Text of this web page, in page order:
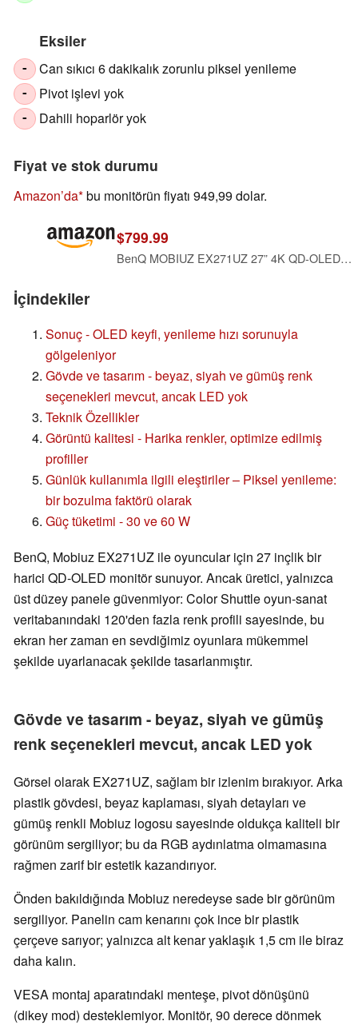
Eksiler
- Can sıkıcı 6 dakikalık zorunlu piksel yenileme
- Pivot işlevi yok
- Dahili hoparlör yok
Fiyat ve stok durumu
Amazon’da bu monitörün fiyatı 949,99 dolar.
$799.99
BenQ MOBIUZ EX271UZ 27” 4K QD-OLED 240Hz 0.03ms HDMI 2.1, USB-C 90W Gaming Monitor, 99% DCI-P3, DisplayHDR True Black 400, FreeSync Premium Pro, Remote Controller, 3-Year OLED Burn-in Warranty
İçindekiler
Sonuç - OLED keyfi, yenileme hızı sorunuyla
gölgeleniyor
Gövde ve tasarım - beyaz, siyah ve gümüş renk
seçenekleri mevcut, ancak LED yok
Teknik Özellikler
Görüntü kalitesi - Harika renkler, optimize edilmiş
profiller
Günlük kullanımla ilgili eleştiriler – Piksel yenileme:
bir bozulma faktörü olarak
Güç tüketimi - 30 ve 60 W
BenQ, Mobiuz EX271UZ ile oyuncular için 27 inçlik bir
harici QD-OLED monitör sunuyor. Ancak üretici, yalnızca
üst düzey panele güvenmiyor: Color Shuttle oyun-sanat
veritabanındaki 120'den fazla renk profili sayesinde, bu
ekran her zaman en sevdiğimiz oyunlara mükemmel
şekilde uyarlanacak şekilde tasarlanmıştır.
Gövde ve tasarım - beyaz, siyah ve gümüş
renk seçenekleri mevcut, ancak LED yok
Görsel olarak EX271UZ, sağlam bir izlenim bırakıyor. Arka
plastik gövdesi, beyaz kaplaması, siyah detayları ve
gümüş renkli Mobiuz logosu sayesinde oldukça kaliteli bir
görünüm sergiliyor; bu da RGB aydınlatma olmamasına
rağmen zarif bir estetik kazandırıyor.
Önden bakıldığında Mobiuz neredeyse sade bir görünüm
sergiliyor. Panelin cam kenarını çok ince bir plastik
çerçeve sarıyor; yalnızca alt kenar yaklaşık 1,5 cm ile biraz
daha kalın.
VESA montaj aparatındaki menteşe, pivot dönüşünü
(dikey mod) desteklemiyor. Monitör, 90 derece dönmek